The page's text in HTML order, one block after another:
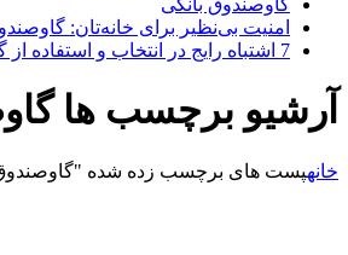
گاوصندوق بانکی
امنیت بی‌نظیر برای خانه‌تان:
7 اشتباه رایج در انتخاب و استفاده از گاوصندوق خانگی ضد حریق
آرشیو برچسب ها
خانهپست های برچسب زده شده